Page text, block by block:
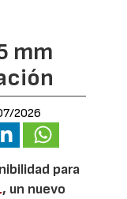
mm
2026
para
, un nuevo